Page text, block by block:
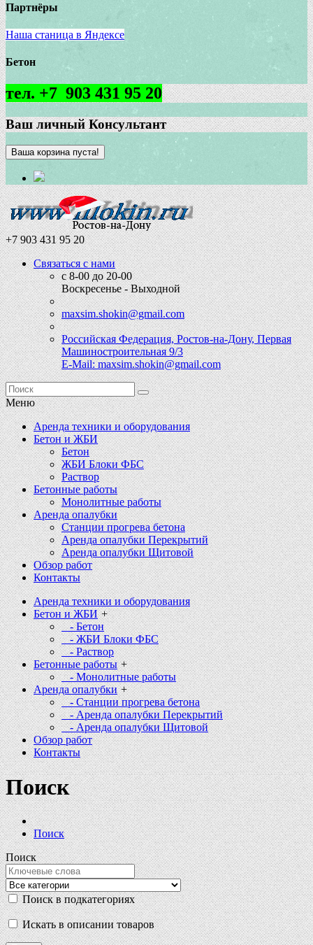
Партнёры
Наша станица в Яндексе
Бетон
тел. +7 903 431 95 20
Ваш личный Консультант
Ваша корзина пуста!
+7 903 431 95 20
Связаться с нами
с 8-00 до 20-00
Воскресенье - Выходной
maxsim.shokin@gmail.com
Российская Федерация, Ростов-на-Дону, Первая
Машиностроительная 9/3
E-Mail: maxsim.shokin@gmail.com
Меню
Аренда техники и оборудования
Бетон и ЖБИ
Бетон
ЖБИ Блоки ФБС
Раствор
Бетонные работы
Монолитные работы
Аренда опалубки
Станции прогрева бетона
Аренда опалубки Перекрытий
Аренда опалубки Щитовой
Обзор работ
Контакты
Аренда техники и оборудования
Бетон и ЖБИ +
- Бетон
- ЖБИ Блоки ФБС
- Раствор
Бетонные работы +
- Монолитные работы
Аренда опалубки +
- Станции прогрева бетона
- Аренда опалубки Перекрытий
- Аренда опалубки Щитовой
Обзор работ
Контакты
Поиск
Поиск
Поиск
Поиск в подкатегориях
Искать в описании товаров